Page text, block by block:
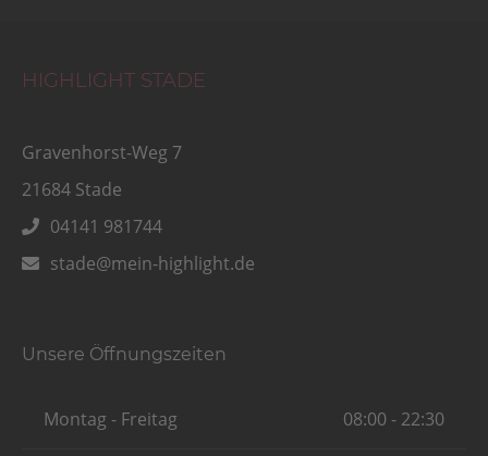
HIGHLIGHT STADE
Gravenhorst-Weg 7
04141 981744
21684 Stade
stade@mein-highlight.de
Unsere Öffnungszeiten
Montag - Freitag 08:00 - 22:30